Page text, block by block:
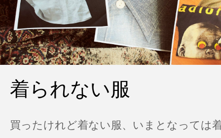
着られない服
買ったけれど着ない服、いまとなっては